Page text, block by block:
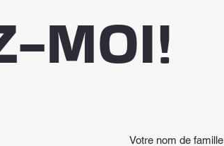
MOI!
Votre nom de famille